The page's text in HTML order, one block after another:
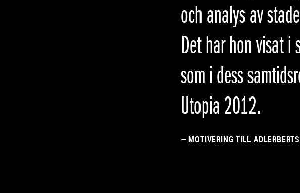
och analys av
Det har hon visat i
som i dess
Utopia 2012.
– MOTIVERING TILL